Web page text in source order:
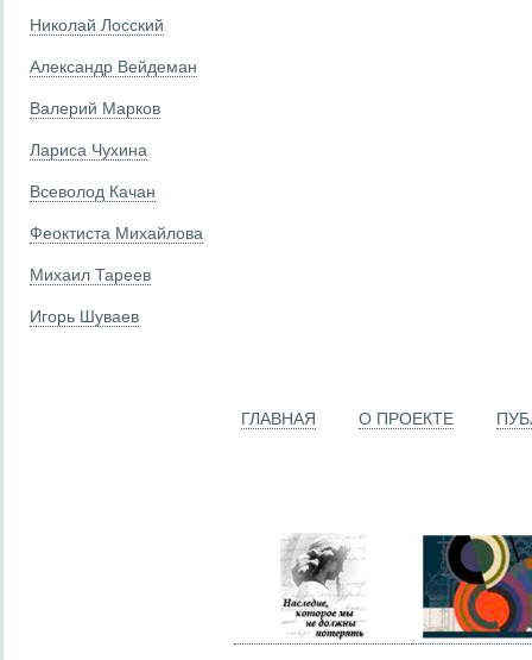
Николай Лосский
Александр Вейдеман
Валерий Марков
Лариса Чухина
Всеволод Качан
Феоктиста Михайлова
Михаил Тареев
Игорь Шуваев
ГЛАВНАЯ О ПРОЕКТЕ